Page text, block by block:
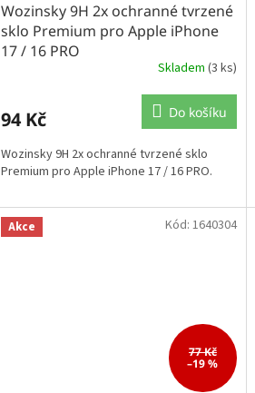
Wozinsky 9H 2x ochranné tvrzené
sklo Premium pro Apple iPhone
17 / 16 PRO
Skladem (3 ks)
94 Kč Do košíku
Wozinsky 9H 2x ochranné tvrzené sklo
Premium pro Apple iPhone 17 / 16 PRO.
Akce
77 Kč
–19 %
Kód: 1640304